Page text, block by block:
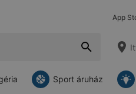
App
Sport áruház